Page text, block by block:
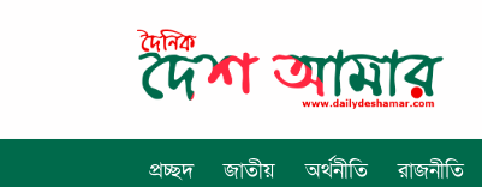
প্রচ্ছদ জাতীয় অর্থনীতি রাজনীতি